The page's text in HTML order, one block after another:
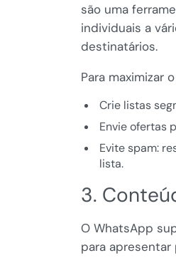
são uma
individuais a
destinatários.
Para maximizar
Crie listas
Envie ofertas
Evite spam:
lista.
3.
O WhatsApp
para